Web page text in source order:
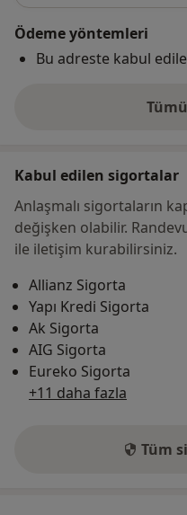
Ödeme yöntemleri
Bu adreste kabul
Kabul edilen sigortalar
Anlaşmalı sigortaların
değişken olabilir.
ile iletişim kurabilirsiniz.
Allianz Sigorta
Yapı Kredi Sigorta
Ak Sigorta
AIG Sigorta
Eureko Sigorta
+11 daha fazla
Tüm